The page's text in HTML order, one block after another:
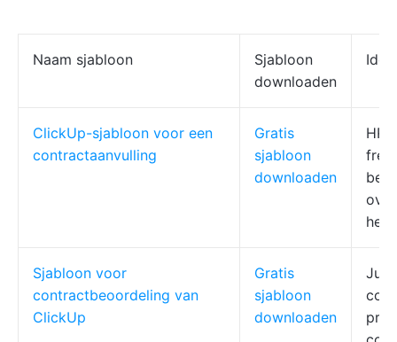
Naam sjabloon
Sjabloon
downloaden
ClickUp-sjabloon voor een
contractaanvulling
Gratis
sjabloon
downloaden
HR-
Sjabloon voor
contractbeoordeling van
ClickUp
Gratis
sjabloon
downloaden